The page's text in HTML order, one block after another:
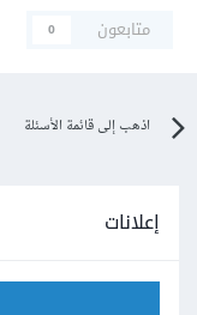
متابعون
0
اذهب إلى قائمة الأسئلة
إعلانات